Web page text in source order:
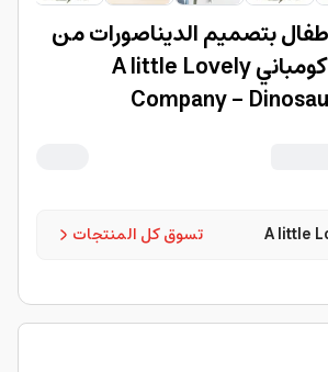
بتصميم الديناصورات من
اي ليتل لافلي كومباني A little Lovely
Company -
تسوق كل المنتجات A little